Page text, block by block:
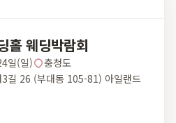
홀 웨딩박람회
일(일)
충청도
길 26 (부대동 105-81) 아일랜드